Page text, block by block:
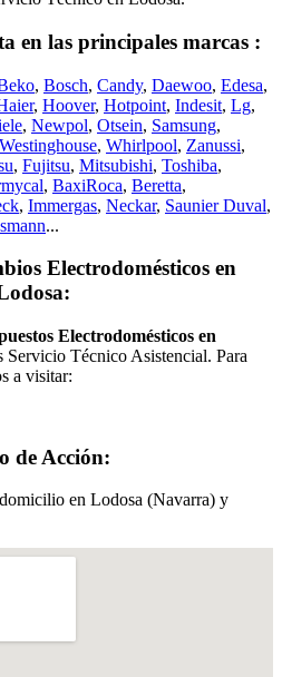
en las principales marcas :
, Bosch, Candy, Daewoo, Edesa,
, Hoover, Hotpoint, Indesit, Lg,
, Newpol, Otsein, Samsung,
, Whirlpool, Zanussi,
, Fujitsu, Mitsubishi, Toshiba,
, BaxiRoca, Beretta,
, Immergas, Neckar, Saunier Duval,
...
Electrodomésticos en
Electrodomésticos en
Servicio Técnico Asistencial. Para
a visitar:
de Acción:
en Lodosa (Navarra) y